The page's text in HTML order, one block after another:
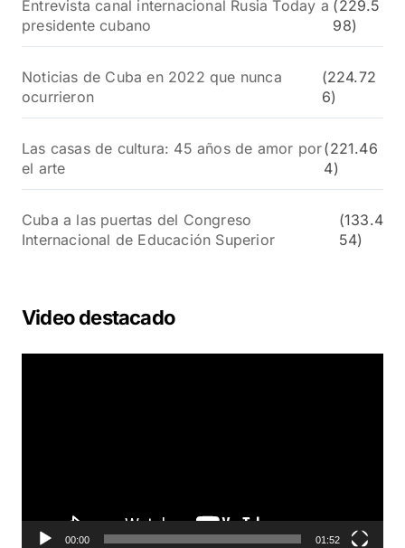
Entrevista canal internacional Rusia Today a
presidente cubano
(229.5
98)
Noticias de Cuba en 2022 que nunca
ocurrieron
(224.72
6)
Las casas de cultura: 45 años de amor por
el arte
(221.46
4)
Cuba a las puertas del Congreso
Internacional de Educación Superior
(133.4
54)
Video destacado
t
00:00 01:52